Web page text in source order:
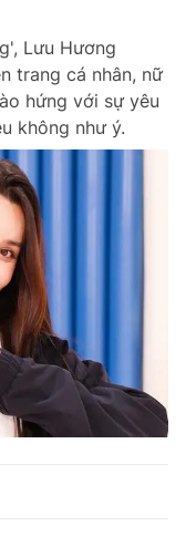
Lưu Hương
trang cá nhân, nữ
hứng với sự yêu
không như ý.